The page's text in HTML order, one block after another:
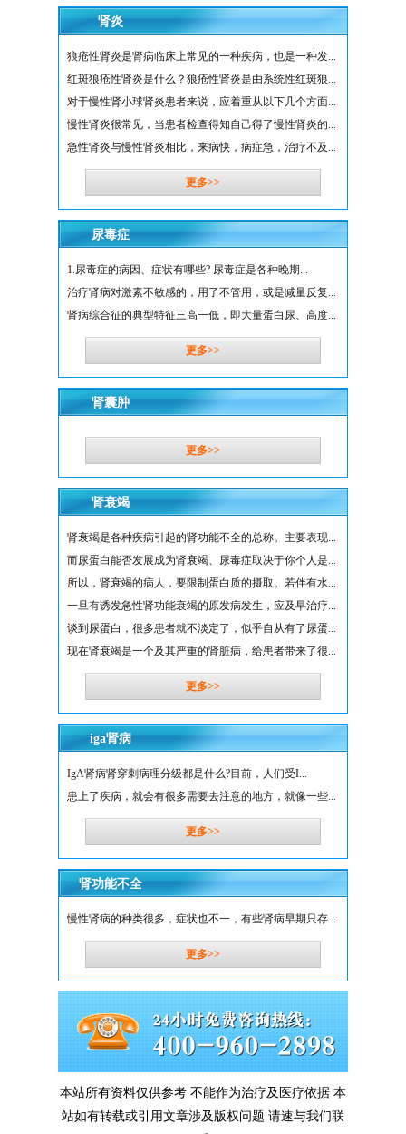
肾炎
狼疮性肾炎是肾病临床上常见的一种疾病，也是一种发...
红斑狼疮性肾炎是什么？狼疮性肾炎是由系统性红斑狼...
对于慢性肾小球肾炎患者来说，应着重从以下几个方面...
慢性肾炎很常见，当患者检查得知自己得了慢性肾炎的...
急性肾炎与慢性肾炎相比，来病快，病症急，治疗不及...
更多>>
尿毒症
1.尿毒症的病因、症状有哪些? 尿毒症是各种晚期...
治疗肾病对激素不敏感的，用了不管用，或是减量反复...
肾病综合征的典型特征三高一低，即大量蛋白尿、高度...
更多>>
肾囊肿
更多>>
肾衰竭
肾衰竭是各种疾病引起的肾功能不全的总称。主要表现...
而尿蛋白能否发展成为肾衰竭、尿毒症取决于你个人是...
所以，肾衰竭的病人，要限制蛋白质的摄取。若伴有水...
一旦有诱发急性肾功能衰竭的原发病发生，应及早治疗...
谈到尿蛋白，很多患者就不淡定了，似乎自从有了尿蛋...
现在肾衰竭是一个及其严重的肾脏病，给患者带来了很...
更多>>
iga肾病
IgA肾病肾穿刺病理分级都是什么?目前，人们受I...
患上了疾病，就会有很多需要去注意的地方，就像一些...
更多>>
肾功能不全
慢性肾病的种类很多，症状也不一，有些肾病早期只存...
更多>>
本站所有资料仅供参考 不能作为治疗及医疗依据 本
站如有转载或引用文章涉及版权问题 请速与我们联